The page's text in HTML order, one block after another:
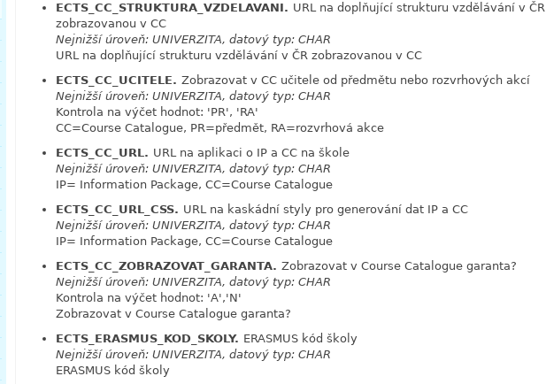
ECTS_CC_STRUKTURA_VZDELAVANI. URL na doplňující strukturu vzdělávání v ČR
zobrazovanou v CC
Nejnižší úroveň: UNIVERZITA, datový typ: CHAR
URL na doplňující strukturu vzdělávání v ČR zobrazovanou v CC
ECTS_CC_UCITELE. Zobrazovat v CC učitele od předmětu nebo rozvrhových akcí
Nejnižší úroveň: UNIVERZITA, datový typ: CHAR
Kontrola na výčet hodnot: 'PR', 'RA'
CC=Course Catalogue, PR=předmět, RA=rozvrhová akce
ECTS_CC_URL. URL na aplikaci o IP a CC na škole
Nejnižší úroveň: UNIVERZITA, datový typ: CHAR
IP= Information Package, CC=Course Catalogue
ECTS_CC_URL_CSS. URL na kaskádní styly pro generování dat IP a CC
Nejnižší úroveň: UNIVERZITA, datový typ: CHAR
IP= Information Package, CC=Course Catalogue
ECTS_CC_ZOBRAZOVAT_GARANTA. Zobrazovat v Course Catalogue garanta?
Nejnižší úroveň: UNIVERZITA, datový typ: CHAR
Kontrola na výčet hodnot: 'A','N'
Zobrazovat v Course Catalogue garanta?
ECTS_ERASMUS_KOD_SKOLY. ERASMUS kód školy
Nejnižší úroveň: UNIVERZITA, datový typ: CHAR
ERASMUS kód školy